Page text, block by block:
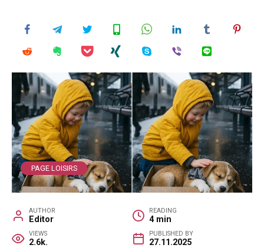
PAGE LOISIRS
AUTHOR
Editor
READING
4 min
VIEWS
2.6k.
PUBLISHED BY
27.11.2025